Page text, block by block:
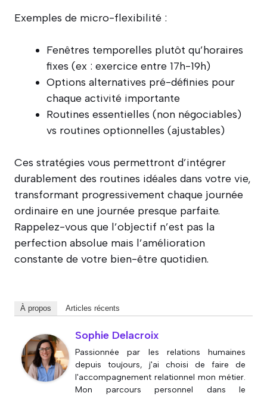
Exemples de micro-flexibilité :
Fenêtres temporelles plutôt qu’horaires
fixes (ex : exercice entre 17h-19h)
Options alternatives pré-définies pour
chaque activité importante
Routines essentielles (non négociables)
vs routines optionnelles (ajustables)
Ces stratégies vous permettront d’intégrer
durablement des routines idéales dans votre vie,
transformant progressivement chaque journée
ordinaire en une journée presque parfaite.
Rappelez-vous que l’objectif n’est pas la
perfection absolue mais l’amélioration
constante de votre bien-être quotidien.
À propos Articles récents
Sophie Delacroix
Passionnée par les relations humaines
depuis toujours, j'ai choisi de faire de
l'accompagnement relationnel mon métier.
Mon parcours personnel dans le